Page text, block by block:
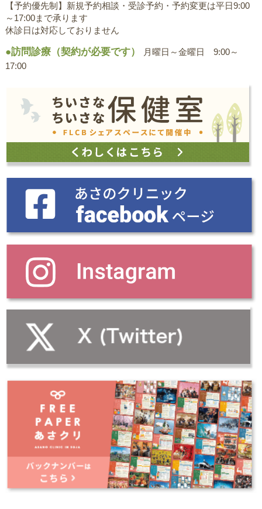
【予約優先制】新規予約相談・受診予約・予約変更は平日9:00
～17:00まで承ります
休診日は対応しておりません
●訪問診療（契約が必要です）
月曜日～金曜日 9:00～
17:00